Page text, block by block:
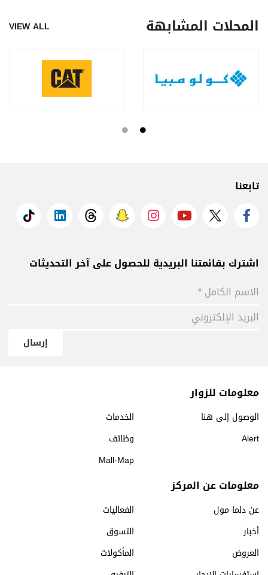
المحلات المشابهة VIEW ALL
تابعنا
اشترك بقائمتنا البريدية للحصول على آخر التحديثات
إرسال
معلومات للزوار
الخدمات
الوصول إلى هنا
وظائف
Alert
Mall-Map
معلومات عن المركز
عن دلما مول
الفعاليات
أخبار
التسوق
العروض
المأكولات